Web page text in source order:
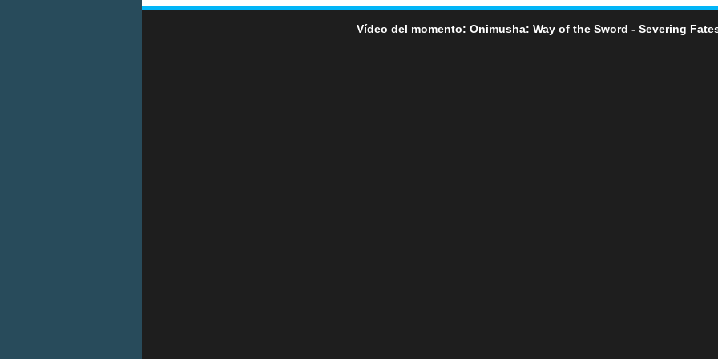
Vídeo del momento: Onimusha: Way of the Sword - Severing